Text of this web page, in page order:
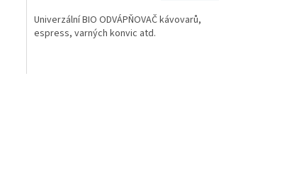
Univerzální BIO ODVÁPŇOVAČ kávovarů,
espress, varných konvic atd.